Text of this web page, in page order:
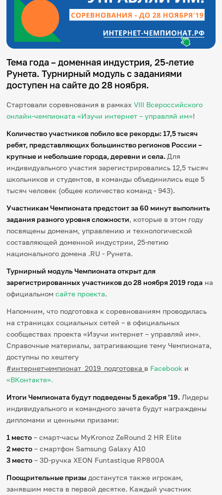
Игры и тренажеры
Игра «Знания»
Знания в тестах
Викторина
Словарь
Настолка
Памятки
Комиксы
Педагогам
Школа наставников
IT-урок
Методика
Секреты кода
Незрячим
English
Регистрация Вход
Задать вопрос
Тема года – доменная индустрия, 25-летие
Рунета. Турнирный модуль с заданиями
доступен на сайте до 28 ноября.
Стартовали соревнования в рамкахVIII Всероссийского
онлайн-чемпионата «Изучи интернет – управляй им»!
Количество участников побило все рекорды: 17,5 тысяч
ребят, представляющих большинство регионов России –
крупные и небольшие города, деревни и села. Для
индивидуального участия зарегистрировались 12,5 тысяч
школьников и студентов, в команды объединились еще 5
тысяч человек (общее количество команд - 943).
Участникам Чемпионата предстоит за 60 минут выполнить
задания разного уровня сложности, которые в этом году
посвящены доменам, управлению и технологической
составляющей доменной индустрии, 25-летию
национального домена .RU - Рунета.
Турнирный модуль Чемпионата открыт для
зарегистрированных участников до 28 ноября 2019 года на
официальномсайте проекта.
Напомним, что подготовка к соревнованиям проводилась
на страницах социальных сетей – в официальных
сообществах проекта «Изучи интернет – управляй им».
Справочные материалы, затрагивающие тему Чемпионата,
доступны по хештегу
#интернетчемпионат_2019_подготовка в Facebook и
«ВКонтакте».
Итоги Чемпионата будут подведены 5 декабря ’19. Лидеры
индивидуального и командного зачета будут награждены
дипломами и ценными призами:
1 место – cмарт-часы MyKronoz ZeRound 2 HR Elite
2 место – смартфон Samsung Galaxy A10
3 место – 3D-ручка XEON Funtastique RP800A
Поощрительные призы достанутся также игрокам,
занявшим места в первой десятке. Каждый участник